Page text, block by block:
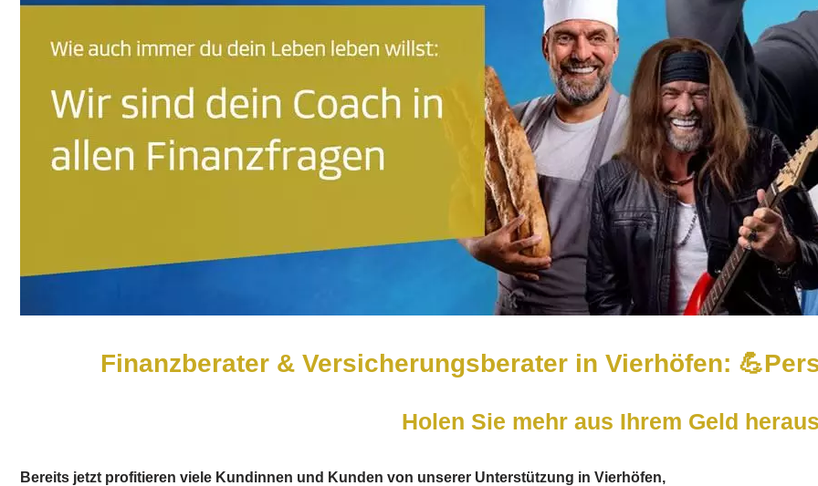
Finanzberater & Versicherungsberater in Vierhöfen:
Holen Sie mehr aus Ihrem Geld
Bereits jetzt profitieren viele Kundinnen und Kunden von unserer Unterstützung in Vierhöfen,